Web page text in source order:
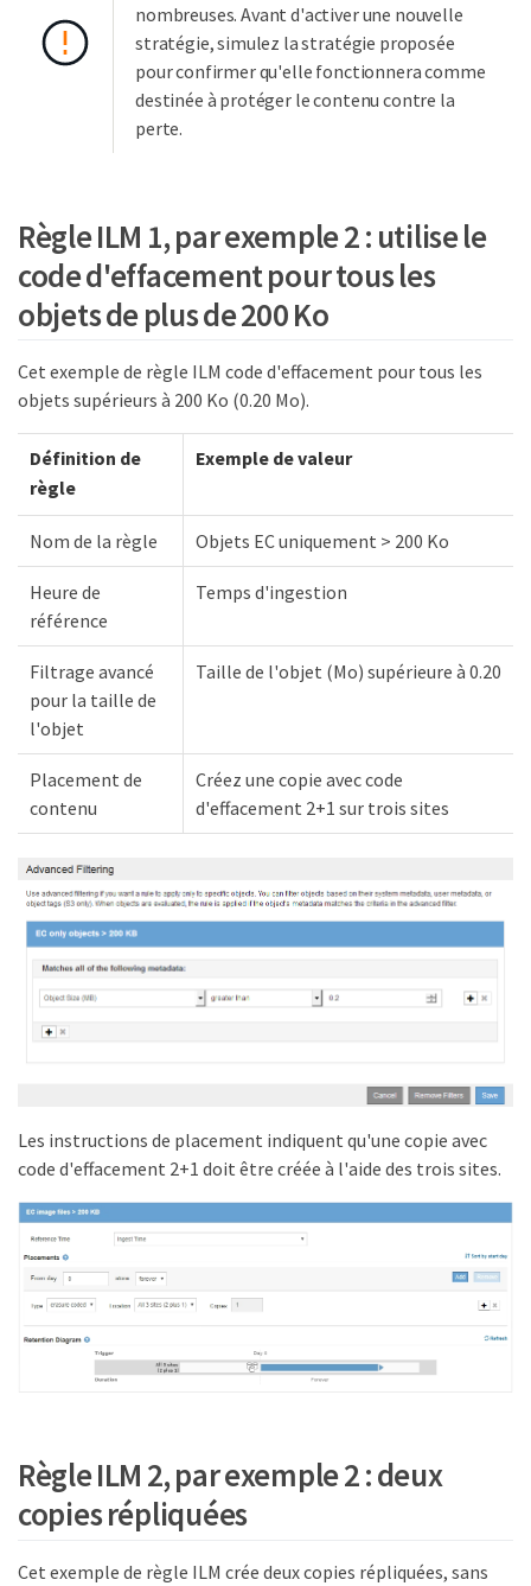
nombreuses. Avant d'activer une nouvelle
stratégie, simulez la stratégie proposée
pour confirmer qu'elle fonctionnera comme
destinée à protéger le contenu contre la
perte.
Règle ILM 1, par exemple 2 : utilise le
code d'effacement pour tous les
objets de plus de 200 Ko
Cet exemple de règle ILM code d'effacement pour tous les
objets supérieurs à 200 Ko (0.20 Mo).
Définition de
règle
Exemple de valeur
Nom de la règle Objets EC uniquement > 200 Ko
Heure de
référence
Temps d'ingestion
Filtrage avancé
pour la taille de
l'objet
Taille de l'objet (Mo) supérieure à 0.20
Placement de
contenu
Créez une copie avec code
d'effacement 2+1 sur trois sites
Les instructions de placement indiquent qu'une copie avec
code d'effacement 2+1 doit être créée à l'aide des trois sites.
Règle ILM 2, par exemple 2 : deux
copies répliquées
Cet exemple de règle ILM crée deux copies répliquées, sans